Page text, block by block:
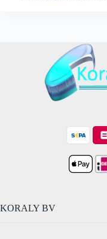
KORALY BV